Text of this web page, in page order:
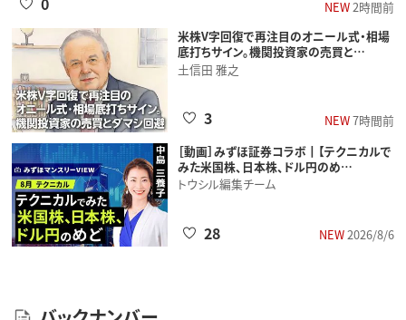
NEW2時間前
米株V字回復で再注目のオニール式・相場
底打ちサイン。機関投資家の売買と…
土信田 雅之
NEW7時間前
3
［動画］みずほ証券コラボ┃【テクニカルで
みた米国株、日本株、ドル円のめ…
トウシル編集チーム
NEW2026/8/6
28